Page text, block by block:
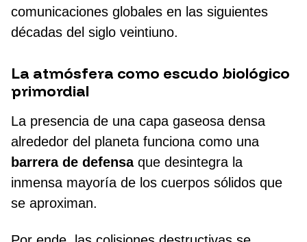
comunicaciones globales en las siguientes
décadas del siglo veintiuno.
La atmósfera como escudo biológico
primordial
La presencia de una capa gaseosa densa
alrededor del planeta funciona como una
barrera de defensaque desintegra la
inmensa mayoría de los cuerpos sólidos que
se aproximan.